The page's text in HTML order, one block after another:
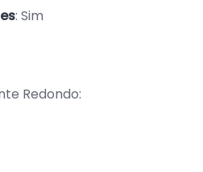
: Sim
Redondo: